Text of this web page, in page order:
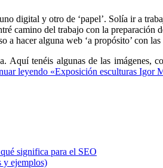
digital y otro de ‘papel’. Solía ir a
camino del trabajo con la preparación
a hacer alguna web ‘a propósito’ con
Aquí tenéis algunas de las imágenes,
leyendo «Exposición esculturas Igor
significa para el SEO
y ejemplos)